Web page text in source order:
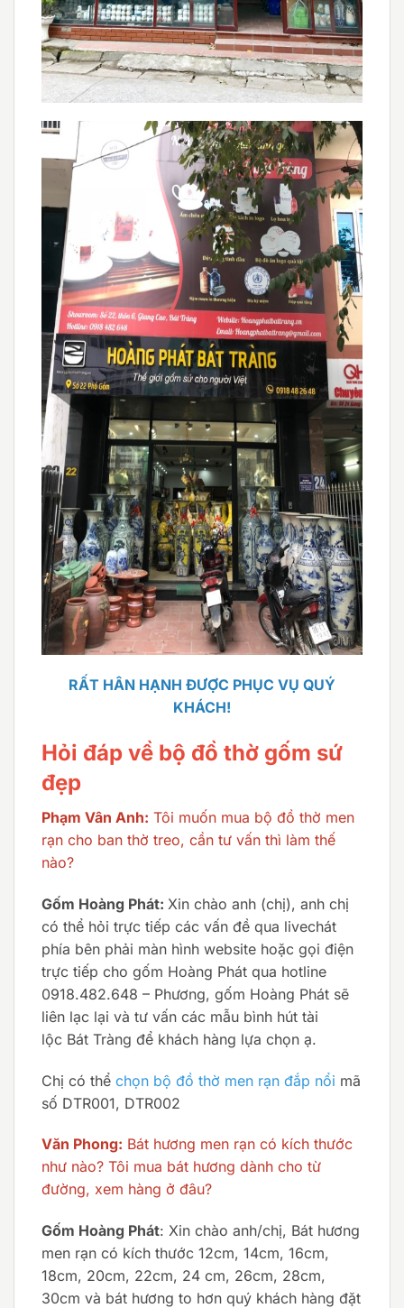
RẤT HÂN HẠNH ĐƯỢC PHỤC VỤ QUÝ
KHÁCH!
Hỏi đáp về bộ đồ thờ gốm sứ
đẹp
Phạm Vân Anh: Tôi muốn mua bộ đồ thờ men
rạn cho ban thờ treo, cần tư vấn thì làm thế
nào?
Gốm Hoàng Phát: Xin chào anh (chị), anh chị
có thể hỏi trực tiếp các vấn đề qua livechát
phía bên phải màn hình website hoặc gọi điện
trực tiếp cho gốm Hoàng Phát qua hotline
0918.482.648 – Phương, gốm Hoàng Phát sẽ
liên lạc lại và tư vấn các mẫu bình hút tài
lộc Bát Tràng để khách hàng lựa chọn ạ.
Chị có thể chọn bộ đồ thờ men rạn đắp nổi mã
số DTR001, DTR002
Văn Phong: Bát hương men rạn có kích thước
như nào? Tôi mua bát hương dành cho từ
đường, xem hàng ở đâu?
Gốm Hoàng Phát: Xin chào anh/chị, Bát hương
men rạn có kích thước 12cm, 14cm, 16cm,
18cm, 20cm, 22cm, 24 cm, 26cm, 28cm,
30cm và bát hương to hơn quý khách hàng đặt